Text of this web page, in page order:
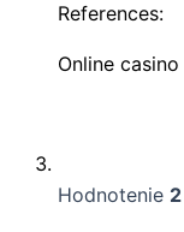
References:
Online
Hodnotenie 2